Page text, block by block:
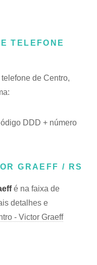
TELEFONE
de Centro,
DDD + número
GRAEFF / RS
é na faixa de
detalhes e
- Victor Graeff